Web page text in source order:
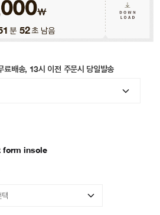
분 49초 남음
배송, 13시 이전 주문시 당일발송
form insole